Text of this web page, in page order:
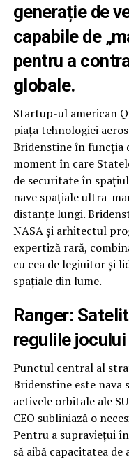
generație de
capabile de
pentru a
globale.
Startup-ul american
piața tehnologiei
Bridenstine în funcția
moment în care
de securitate în
nave spațiale ultra-
distanțe lungi.
NASA și arhitectul
expertiză rară,
cu cea de legiuitor și
spațiale din lume.
Ranger:
regulile
Punctul central al
Bridenstine este nava
activele orbitale ale
CEO subliniază o
Pentru a supraviețui
să aibă capacitatea